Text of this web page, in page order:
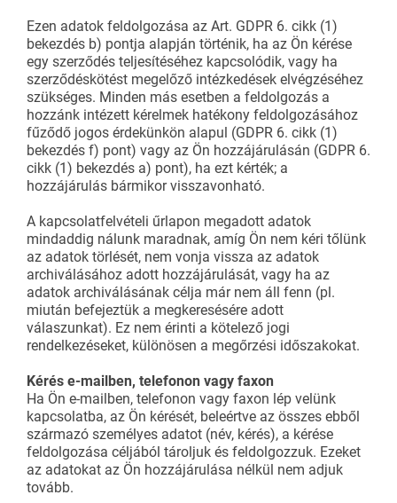
Ezen adatok feldolgozása az Art. GDPR 6. cikk (1)
bekezdés b) pontja alapján történik, ha az Ön kérése
egy szerződés teljesítéséhez kapcsolódik, vagy ha
szerződéskötést megelőző intézkedések elvégzéséhez
szükséges. Minden más esetben a feldolgozás a
hozzánk intézett kérelmek hatékony feldolgozásához
fűződő jogos érdekünkön alapul (GDPR 6. cikk (1)
bekezdés f) pont) vagy az Ön hozzájárulásán (GDPR 6.
cikk (1) bekezdés a) pont), ha ezt kérték; a
hozzájárulás bármikor visszavonható.
A kapcsolatfelvételi űrlapon megadott adatok
mindaddig nálunk maradnak, amíg Ön nem kéri tőlünk
az adatok törlését, nem vonja vissza az adatok
archiválásához adott hozzájárulását, vagy ha az
adatok archiválásának célja már nem áll fenn (pl.
miután befejeztük a megkeresésére adott
válaszunkat). Ez nem érinti a kötelező jogi
rendelkezéseket, különösen a megőrzési időszakokat.
Kérés e-mailben, telefonon vagy faxon
Ha Ön e-mailben, telefonon vagy faxon lép velünk
kapcsolatba, az Ön kérését, beleértve az összes ebből
származó személyes adatot (név, kérés), a kérése
feldolgozása céljából tároljuk és feldolgozzuk. Ezeket
az adatokat az Ön hozzájárulása nélkül nem adjuk
tovább.